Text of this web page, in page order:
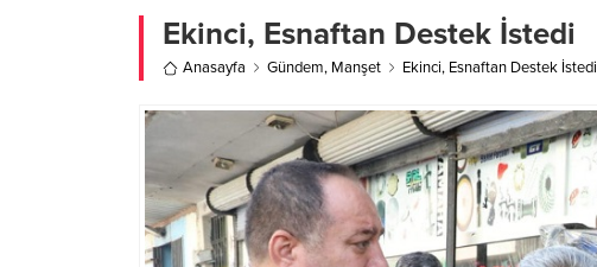
Ekinci, Esnaftan Destek İstedi
Anasayfa Gündem, Manşet Ekinci, Esnaftan Destek İstedi